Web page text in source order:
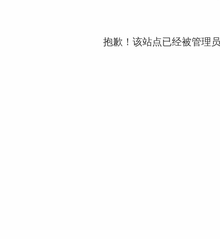
抱歉！该站点已经被管理